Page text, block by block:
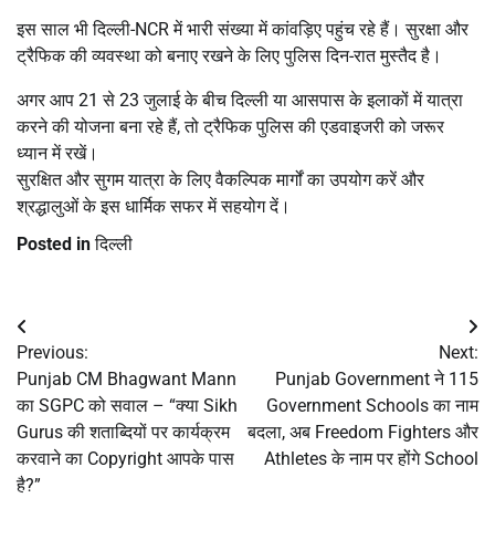
इस साल भी दिल्ली-NCR में भारी संख्या में कांवड़िए पहुंच रहे हैं। सुरक्षा और
ट्रैफिक की व्यवस्था को बनाए रखने के लिए पुलिस दिन-रात मुस्तैद है।
अगर आप 21 से 23 जुलाई के बीच दिल्ली या आसपास के इलाकों में यात्रा
करने की योजना बना रहे हैं, तो ट्रैफिक पुलिस की एडवाइजरी को जरूर
ध्यान में रखें।
सुरक्षित और सुगम यात्रा के लिए वैकल्पिक मार्गों का उपयोग करें और
श्रद्धालुओं के इस धार्मिक सफर में सहयोग दें।
Posted inदिल्ली
Post
navigation
Previous:
Punjab CM Bhagwant Mann
का SGPC को सवाल – “क्या Sikh
Gurus की शताब्दियों पर कार्यक्रम
करवाने का Copyright आपके पास
है?”
Next:
Punjab Government ने 115
Government Schools का नाम
बदला, अब Freedom Fighters और
Athletes के नाम पर होंगे School